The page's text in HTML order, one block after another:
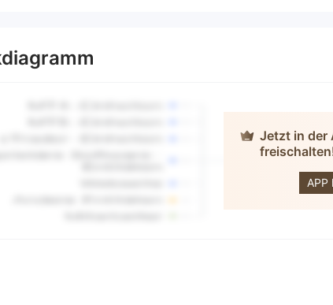
Jetzt in der
APP